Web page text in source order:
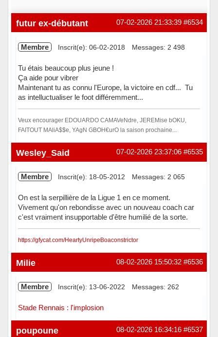
#6534
07-02-2026 21:33:39
futur ex-débutant
Membre Inscrit(e): 06-02-2018 Messages: 2 498
Tu étais beaucoup plus jeune !
Ça aide pour vibrer
Maintenant tu as connu l'Europe, la victoire en cdf... Tu
as intelluctualiser le foot différemment...
Veux encourager EDOUARDO CAMAVeNdre, JEREMise bOKU,
FAITOUT MAliA$$e, YAgN GBOH€urO la saison prochaine...
Hors ligne #6535
07-02-2026 23:37:06
Wesley_Said
Membre Inscrit(e): 18-05-2012 Messages: 2 065
On est la serpillière de la Ligue 1 en ce moment.
Vivement qu'on rebondisse avec un nouveau coach car
c'est vraiment insupportable d'être humilié de la sorte.
https://gfycat.com/HeartyUnripeBoaconstrictor
Hors ligne #6536
08-02-2026 15:50:32
Milie
Membre Inscrit(e): 13-06-2022 Messages: 262
Stade Rennais : l'implosion
Hors ligne #6537
08-02-2026 16:34:16
poupoune